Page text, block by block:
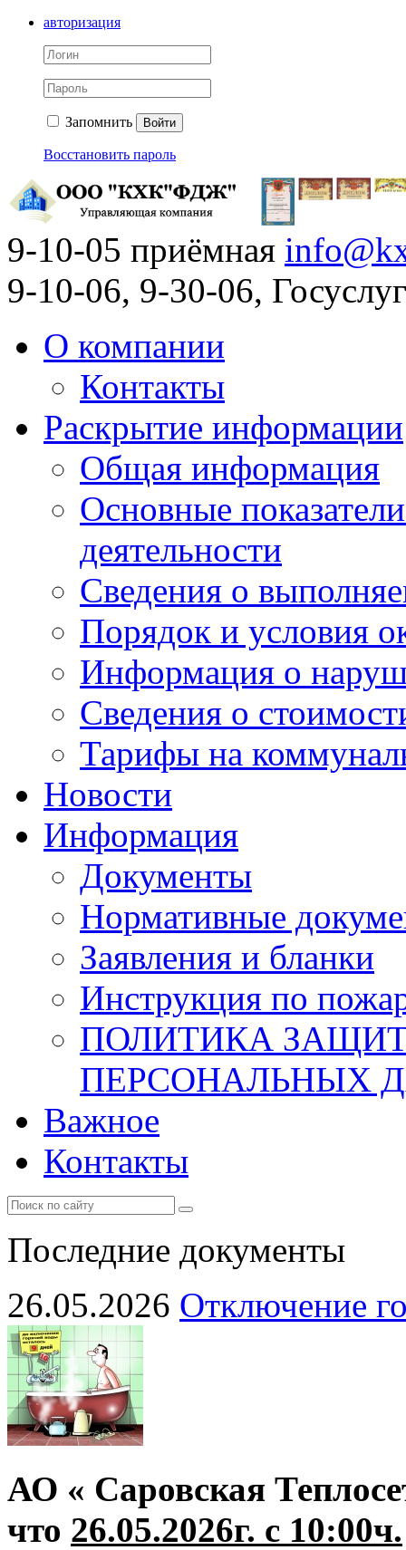
авторизация
Запомнить Войти
Восстановить пароль
9-10-05 приёмная
9-10-06, 9-30-06,
О компании
Контакты
Раскрытие информации
Общая информация
Основные
деятельности
Сведения о
Порядок и условия
Информация о
Сведения о
Тарифы на
Новости
Информация
Документы
Нормативные
Заявления и бланки
Инструкция по
ПОЛИТИКА
ПЕРСОНАЛЬНЫХ
Важное
Контакты
Последние документы
26.05.2026 Отключение
АО « Саровская
что 26.05.2026г. с 10:00ч.